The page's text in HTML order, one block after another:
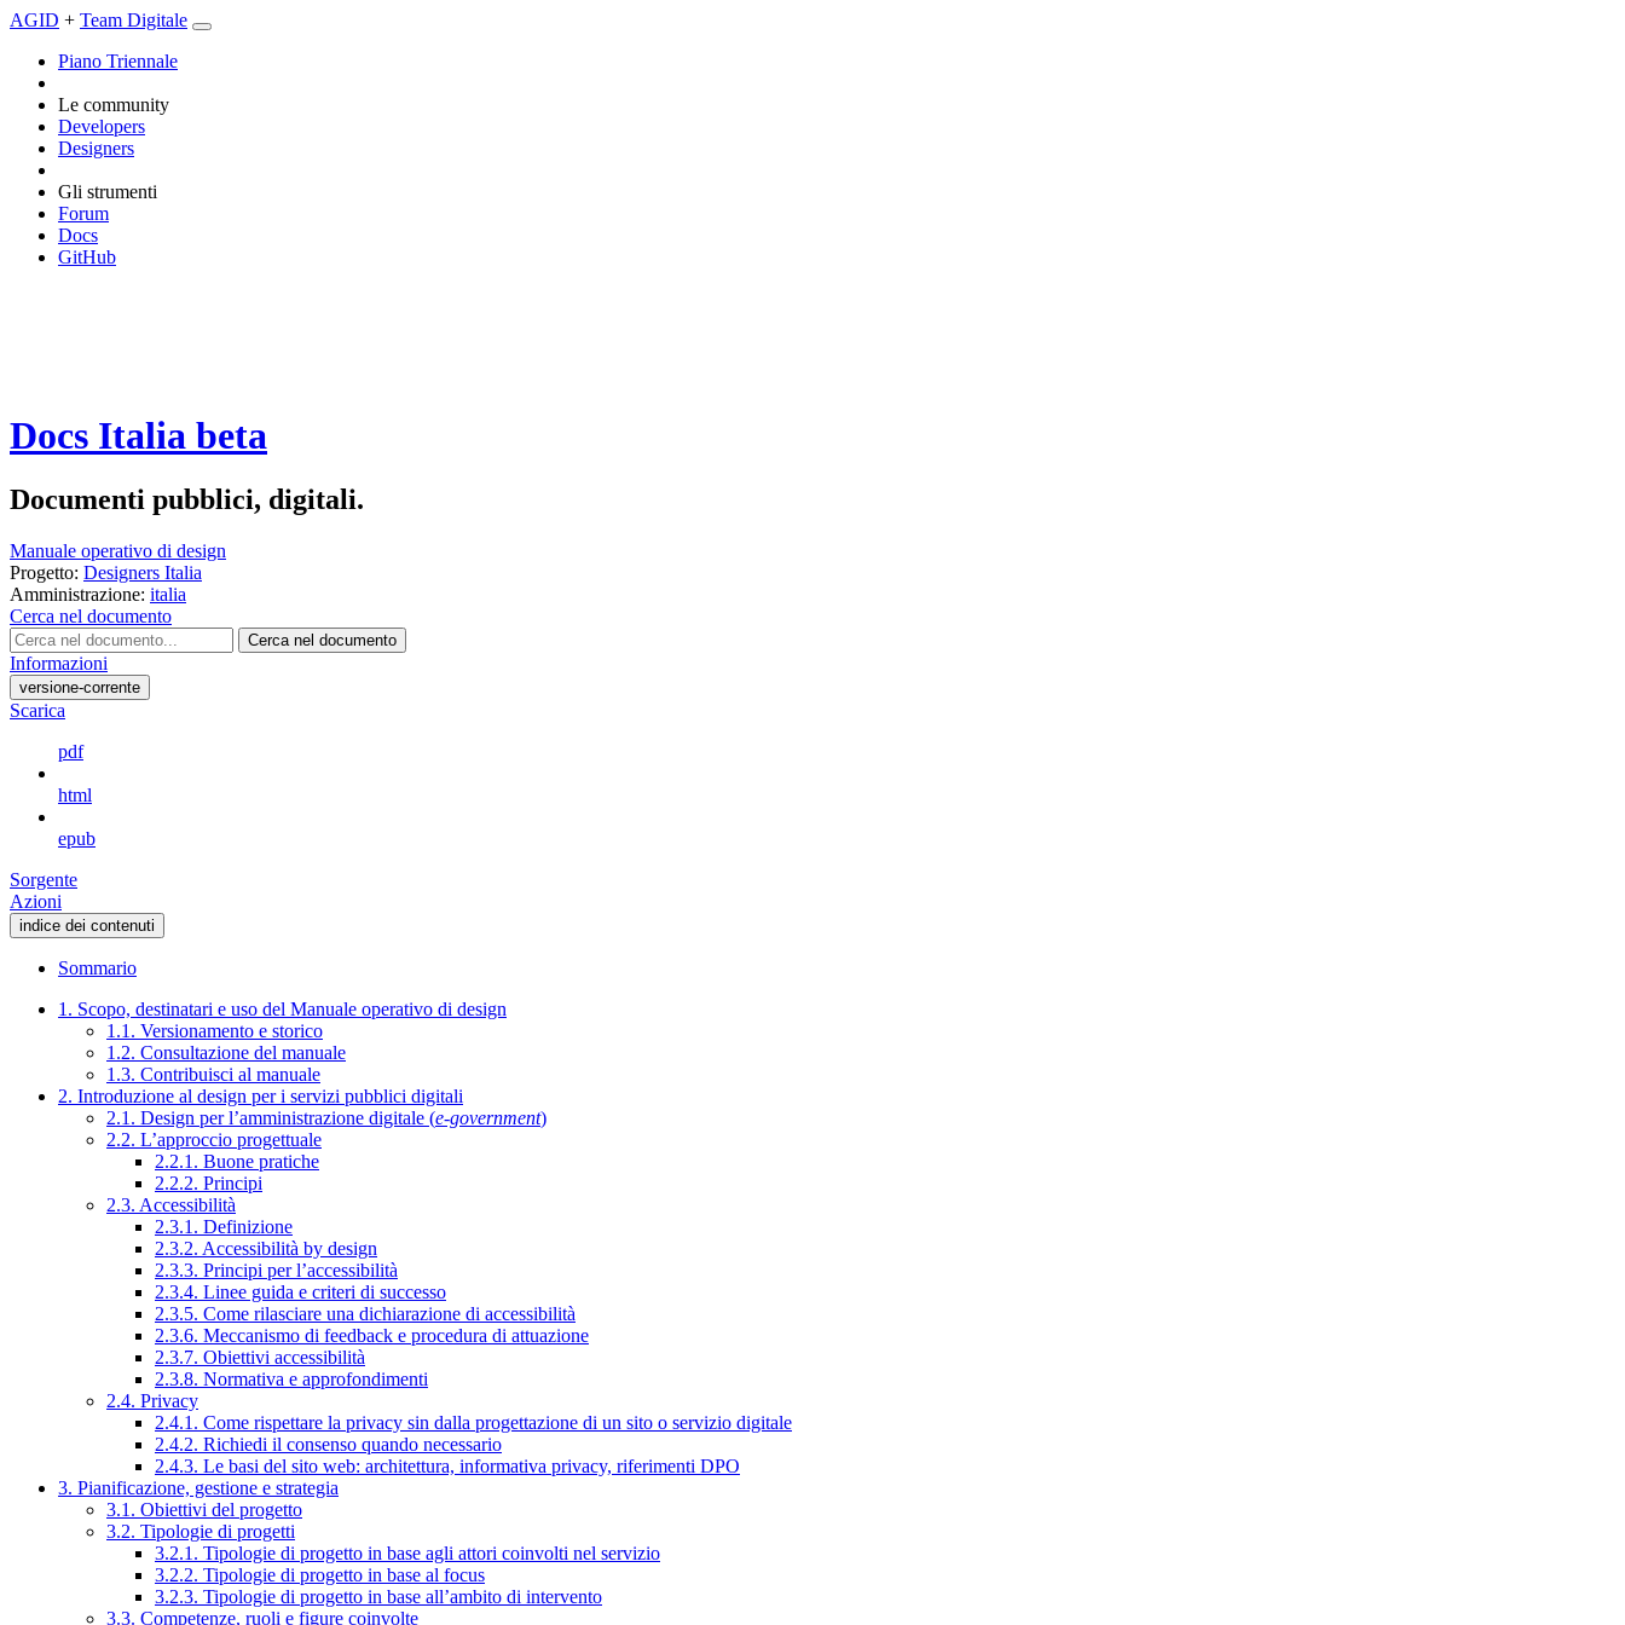
AGID + Team Digitale
Piano Triennale
Le community
Developers
Designers
Gli strumenti
Forum
Docs
GitHub
Docs Italia beta
Documenti pubblici, digitali.
Manuale operativo di design
Progetto: Designers Italia
Amministrazione: italia
Cerca nel documento
Cerca nel documento
Informazioni
versione-corrente
Scarica
pdf
html
epub
Sorgente
Azioni
indice dei contenuti
Sommario
1. Scopo, destinatari e uso del Manuale operativo di design
1.1. Versionamento e storico
1.2. Consultazione del manuale
1.3. Contribuisci al manuale
2. Introduzione al design per i servizi pubblici digitali
2.1. Design per l’amministrazione digitale (e-government)
2.2. L’approccio progettuale
2.2.1. Buone pratiche
2.2.2. Principi
2.3. Accessibilità
2.3.1. Definizione
2.3.2. Accessibilità by design
2.3.3. Principi per l’accessibilità
2.3.4. Linee guida e criteri di successo
2.3.5. Come rilasciare una dichiarazione di accessibilità
2.3.6. Meccanismo di feedback e procedura di attuazione
2.3.7. Obiettivi accessibilità
2.3.8. Normativa e approfondimenti
2.4. Privacy
2.4.1. Come rispettare la privacy sin dalla progettazione di un sito o servizio digitale
2.4.2. Richiedi il consenso quando necessario
2.4.3. Le basi del sito web: architettura, informativa privacy, riferimenti DPO
3. Pianificazione, gestione e strategia
3.1. Obiettivi del progetto
3.2. Tipologie di progetti
3.2.1. Tipologie di progetto in base agli attori coinvolti nel servizio
3.2.2. Tipologie di progetto in base al focus
3.2.3. Tipologie di progetto in base all’ambito di intervento
3.3. Competenze, ruoli e figure coinvolte